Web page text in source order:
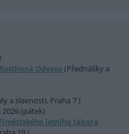
Odysea (Přednášky a
a slavnosti, Praha 7 )
(pátek)
letního tábora